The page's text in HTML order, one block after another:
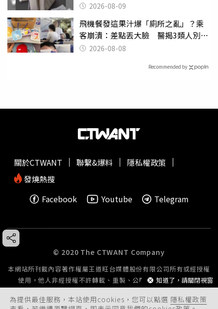
2026-08-09
飛機餐發這果汁爆「廁所之亂」？乘
客崩潰：差點丟大臉 醫揭3類人別亂
喝 2026-08-08
Recommended by
為提供最佳服務，本站使用cookies，您可以點選 隱私權政策
知道了，請關閉視窗
關於CTWANT 聯繫&爆料
隱私權政策
發燒熱搜
Facebook
Youtube Telegram
© 2020 The CTWANT Company
本網站所刊載內容著作權屬王道旺台媒體股份有限公司所有或經授權
使用，他人非經授權不許轉載、重製、公開播送或公開傳輸。